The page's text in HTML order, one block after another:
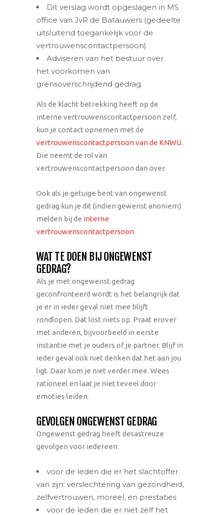
Dit verslag wordt opgeslagen in MS
office van JvR de Batauwers (gedeelte
uitsluitend toegankelijk voor de
vertrouwenscontactpersoon)
Adviseren van het bestuur over
het voorkomen van
grensoverschrijdend gedrag.
Als de klacht betrekking heeft op de
interne vertrouwenscontactpersoon zelf,
kun je contact opnemen met de
vertrouwenscontactpersoon van de KNWU.
Die neemt de rol van
vertrouwenscontactpersoon dan over.
Ook als je getuige bent van ongewenst
gedrag kun je dit (indien gewenst anoniem)
melden bij de interne
vertrouwenscontactpersoon.
WAT TE DOEN BIJ ONGEWENST
GEDRAG?
Als je met ongewenst gedrag
geconfronteerd wordt is het belangrijk dat
je er in ieder geval niet mee blijft
rondlopen. Dat lost niets op. Praat erover
met anderen, bijvoorbeeld in eerste
instantie met je ouders of je partner. Blijf in
ieder geval ook niet denken dat het aan jou
ligt. Daar kom je niet verder mee. Wees
rationeel en laat je niet teveel door
emoties leiden.
GEVOLGEN ONGEWENST GEDRAG
Ongewenst gedrag heeft desastreuze
gevolgen voor iedereen:
voor de leden die er het slachtoffer
van zijn: verslechtering van gezondheid,
zelfvertrouwen, moreel, en prestaties
voor de leden die er niet zelf het